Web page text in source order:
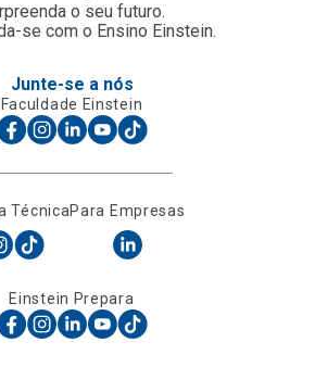
o seu futuro.
se com o Ensino Einstein.
Junte-se a nós
Faculdade Einstein
TécnicaPara Empresas
Einstein Prepara